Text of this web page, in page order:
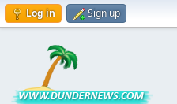
Log in Sign up